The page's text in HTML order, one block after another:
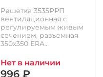
Решетка 3535РРП
вентиляционная с
регулируемым живым
сечением, разъемная
350х350 ERA...
Нет в наличии
996 ₽